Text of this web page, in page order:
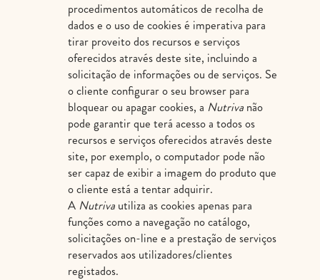
procedimentos automáticos de recolha de
dados e o uso de cookies é imperativa para
tirar proveito dos recursos e serviços
oferecidos através deste site, incluindo a
solicitação de informações ou de serviços. Se
o cliente configurar o seu browser para
bloquear ou apagar cookies, a Nutriva não
pode garantir que terá acesso a todos os
recursos e serviços oferecidos através deste
site, por exemplo, o computador pode não
ser capaz de exibir a imagem do produto que
o cliente está a tentar adquirir.
A Nutriva utiliza as cookies apenas para
funções como a navegação no catálogo,
solicitações on-line e a prestação de serviços
reservados aos utilizadores/clientes
registados.